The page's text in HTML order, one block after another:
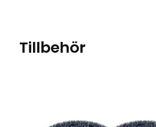
Tillbehör